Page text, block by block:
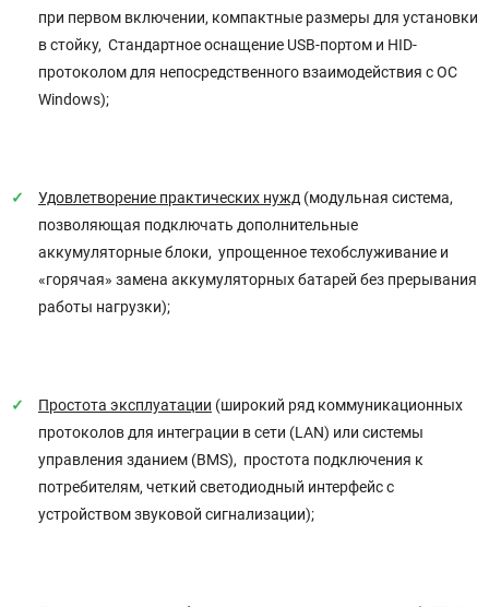
при первом включении, компактные размеры для установки
в стойку, Стандартное оснащение USB-портом и HID-
протоколом для непосредственного взаимодействия с ОС
Windows);
Удовлетворение практических нужд (модульная система,
позволяющая подключать дополнительные
аккумуляторные блоки, упрощенное техобслуживание и
«горячая» замена аккумуляторных батарей без прерывания
работы нагрузки);
Простота эксплуатации (широкий ряд коммуникационных
протоколов для интеграции в сети (LAN) или системы
управления зданием (BMS), простота подключения к
потребителям, четкий светодиодный интерфейс с
устройством звуковой сигнализации);